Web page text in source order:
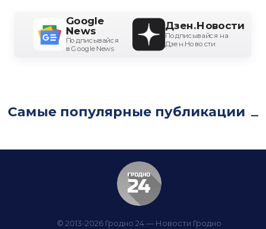
Google
News
Подписывайся
в Google News
Дзен.Новости
Подписывайся на
Дзен.Новости
Самые популярные публикации
© 2013-2026 Гродно 24 — Новости Гродно